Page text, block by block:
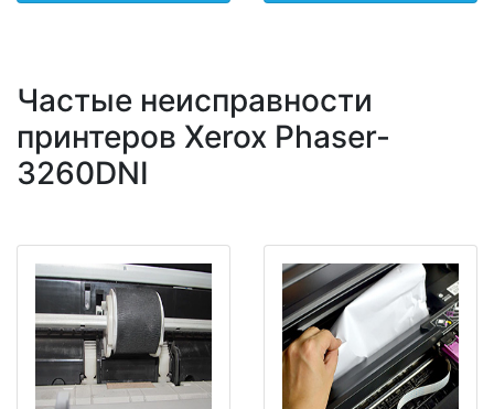
Частые неисправности
принтеров Xerox Phaser-
3260DNI